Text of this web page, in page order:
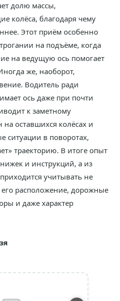
долю массы,
колёса, благодаря чему
Этот приём особенно
на подъёме, когда
на ведущую ось помогает
же, наоборот,
Водитель ради
ось даже при почти
к заметному
оставшихся колёсах и
ситуации в поворотах,
траекторию. В итоге опыт
и инструкций, а из
учитывать не
его расположение, дорожные
и даже характер